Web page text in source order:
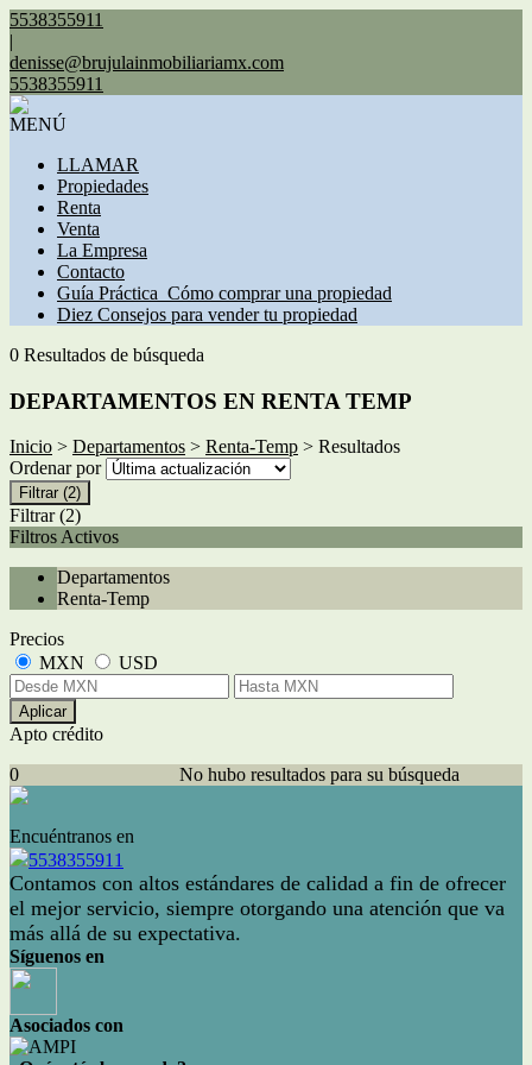
5538355911
|
denisse@brujulainmobiliariamx.com
5538355911
MENÚ
LLAMAR
Propiedades
Renta
Venta
La Empresa
Contacto
Guía Práctica_Cómo comprar una propiedad
Diez Consejos para vender tu propiedad
0 Resultados de búsqueda
DEPARTAMENTOS EN RENTA TEMP
Inicio > Departamentos > Renta-Temp > Resultados
Ordenar por
Filtrar (2)
Filtrar (2)
Filtros Activos
Departamentos
Renta-Temp
Precios
MXN
USD
Aplicar
Apto crédito
No hubo resultados para su búsqueda
0
Encuéntranos en
5538355911
Contamos con altos estándares de calidad a fin de ofrecer
el mejor servicio, siempre otorgando una atención que va
más allá de su expectativa.
Síguenos en
Asociados con